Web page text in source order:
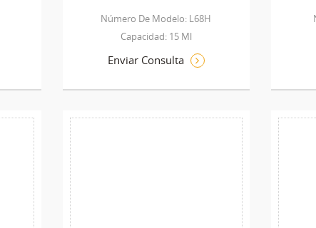
Número De Modelo: L68H
Capacidad: 15 Ml
Enviar Consulta